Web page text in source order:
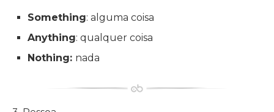
Something: alguma coisa
Anything: qualquer coisa
Nothing: nada